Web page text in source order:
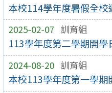
本校114學年度暑假全
2025-02-07 訓育組
113學年度第二學期開學
2024-08-20 訓育組
本校113學年度第一學